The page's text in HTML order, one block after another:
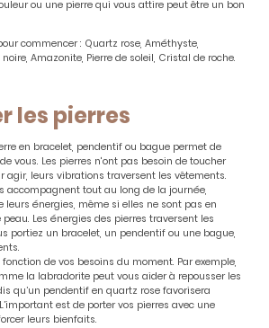
ou une pierre qui vous attire peut être un bon
commencer : Quartz rose, Améthyste,
Amazonite, Pierre de soleil, Cristal de roche.
les pierres
en bracelet, pendentif ou bague permet de
vous. Les pierres n'ont pas besoin de toucher
agir, leurs vibrations traversent les vêtements.
accompagnent tout au long de la journée,
énergies, même si elles ne sont pas en
Les énergies des pierres traversent les
portiez un bracelet, un pendentif ou une bague,
de vos besoins du moment. Par exemple,
la labradorite peut vous aider à repousser les
qu’un pendentif en quartz rose favorisera
est de porter vos pierres avec une
leurs bienfaits.